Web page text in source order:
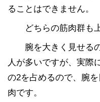
ることはできません。
どちらの筋肉群も
腕を大きく見せる
人が多いですが、実際
の2を占めるので、腕
肉です。